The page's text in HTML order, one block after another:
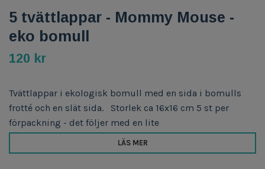
5 tvättlappar - Mommy Mouse -
eko bomull
120 kr
Tvättlappar i ekologisk bomull med en sida i bomulls
frotté och en slät sida. Storlek ca 16x16 cm 5 st per
förpackning - det följer med en lite
LÄS MER